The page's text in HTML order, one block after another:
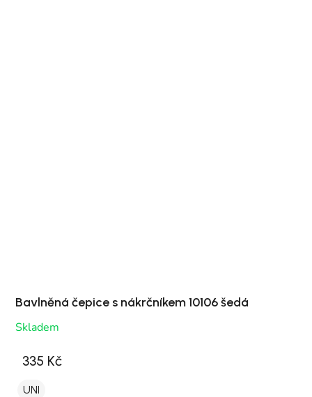
Bavlněná čepice s nákrčníkem 10106 šedá
Skladem
335 Kč
UNI